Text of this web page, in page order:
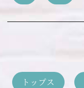
トップス